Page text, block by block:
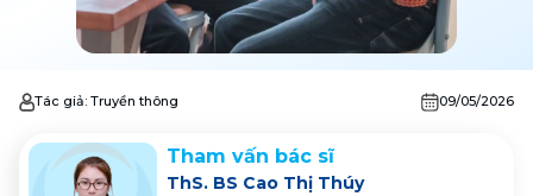
Tác giả: Truyền thông 09/05/2026
Tham vấn bác sĩ
ThS. BS Cao Thị Thúy